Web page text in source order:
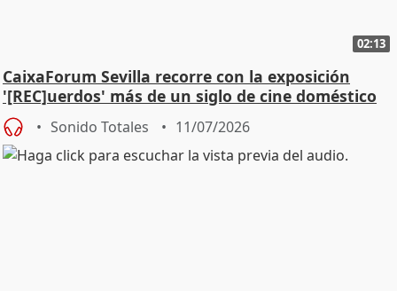
02:13
CaixaForum Sevilla recorre con la exposición
'[REC]uerdos' más de un siglo de cine doméstico
Sonido Totales 11/07/2026